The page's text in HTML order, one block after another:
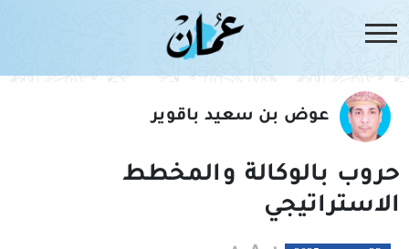
عوض بن سعيد باقوير
حروب بالوكالة والمخطط
الاستراتيجي